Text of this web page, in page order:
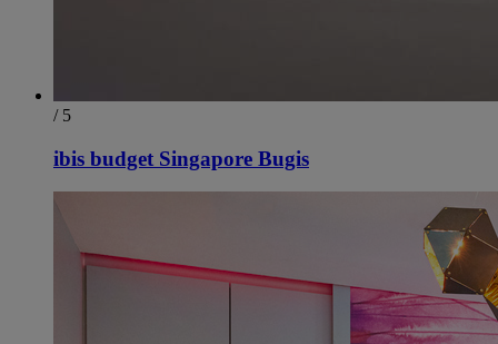
/ 5
ibis budget Singapore Bugis